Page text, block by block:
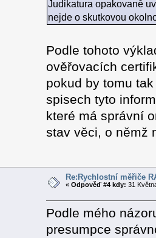
Judikatura opakovaně
nejde o skutkovou
Podle tohoto
ověřovacích
pokud by tomu
spisech tyto
které má správní
stav věci, o němž
Re:Rychlostní měřiče
«Odpověď #4 kdy: 31
Podle mého
presumpce